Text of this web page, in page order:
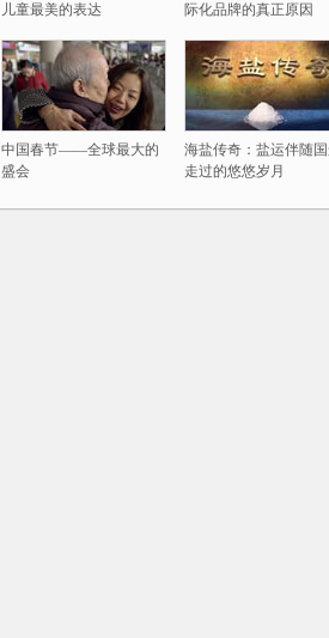
儿童最美的表达
际化品牌的真正原因
中国春节——全球最大的
盛会
海盐传奇：盐运伴随
走过的悠悠岁月